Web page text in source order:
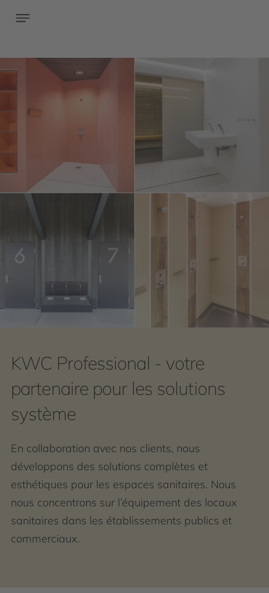
KWC Professional - votre
partenaire pour les solutions
système
En collaboration avec nos clients, nous
développons des solutions complètes et
esthétiques pour les espaces sanitaires. Nous
nous concentrons sur l’équipement des locaux
sanitaires dans les établissements publics et
commerciaux.